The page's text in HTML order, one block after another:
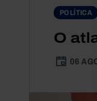
POLÍTICA
O
06